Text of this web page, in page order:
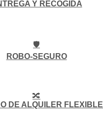
Y RECOGIDA
🛡️
ROBO-SEGURO
🔀
DE ALQUILER FLEXIBLE